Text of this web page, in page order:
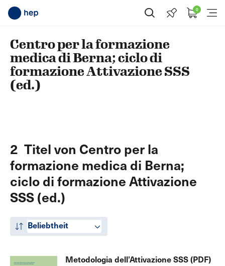
Suche öffnen 0
Centro per la formazione
medica di Berna; ciclo di
formazione Attivazione SSS
(ed.)
2 Titel von Centro per la
formazione medica di Berna;
ciclo di formazione Attivazione
SSS (ed.)
Beliebtheit
Metodologia dell’Attivazione SSS (PDF)